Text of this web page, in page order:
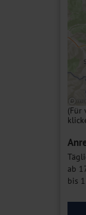
(Für
ab
bis